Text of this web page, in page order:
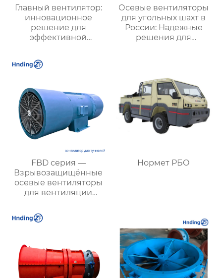
Главный вентилятор:
инновационное
решение для
эффективной
оптимизации работы
Осевые вентиляторы
для угольных шахт в
России: Надежные
решения для
FBD серия —
Взрывозащищённые
осевые вентиляторы
для вентиляции
подземных объектов:
эффективные и
Нормет РБО